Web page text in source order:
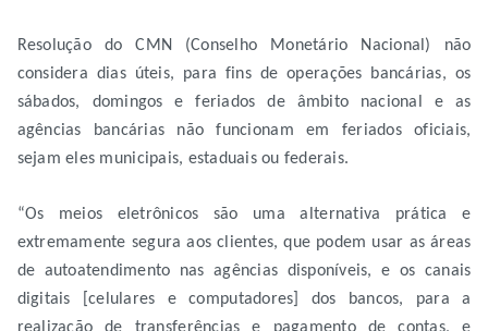
Resolução do CMN (Conselho Monetário Nacional) não
considera dias úteis, para fins de operações bancárias, os
sábados, domingos e feriados de âmbito nacional e as
agências bancárias não funcionam em feriados oficiais,
sejam eles municipais, estaduais ou federais.
“Os meios eletrônicos são uma alternativa prática e
extremamente segura aos clientes, que podem usar as áreas
de autoatendimento nas agências disponíveis, e os canais
digitais [celulares e computadores] dos bancos, para a
realização de transferências e pagamento de contas, e